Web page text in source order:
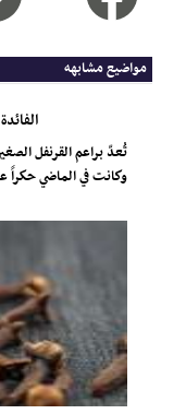
مواضيع مشابهه
تُعدّ براعم القرنفل
وكانت في الماضي حكراً